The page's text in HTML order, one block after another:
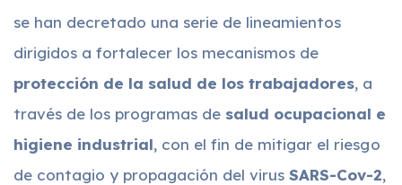
se han decretado una serie de lineamientos
dirigidos a fortalecer los mecanismos de
protección de la salud de los trabajadores, a
través de los programas de salud ocupacional e
higiene industrial, con el fin de mitigar el riesgo
de contagio y propagación del virusSARS-Cov-2,